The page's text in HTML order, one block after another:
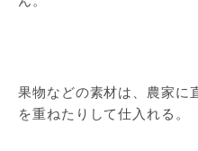
果物などの素材は、農家に
を重ねたりして仕入れる。